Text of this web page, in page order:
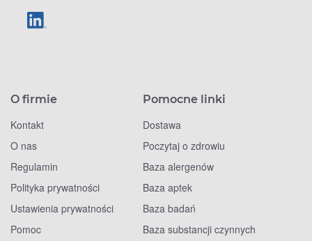
O firmie
Kontakt
O nas
Regulamin
Polityka prywatności
Ustawienia prywatności
Pomoc
Pomocne linki
Dostawa
Poczytaj o zdrowiu
Baza alergenów
Baza aptek
Baza badań
Baza substancji czynnych